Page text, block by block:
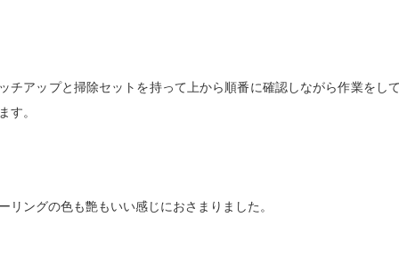
チアップと掃除セットを持って上から順番に確認しながら作業をし
す。
リングの色も艶もいい感じにおさまりました。